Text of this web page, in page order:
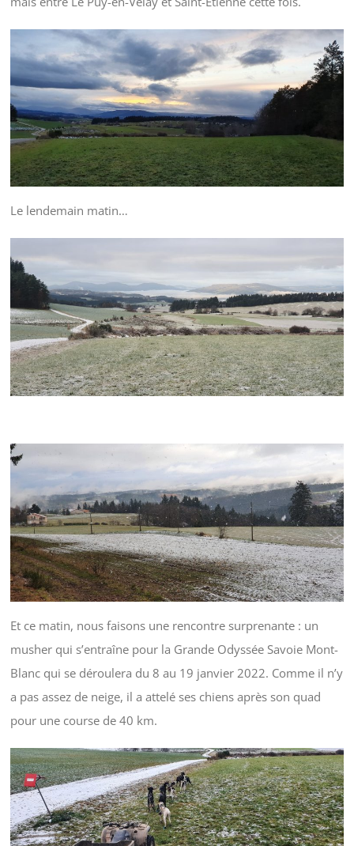
Le lendemain matin…
Et ce matin, nous faisons une rencontre surprenante : un
musher qui s’entraîne pour la Grande Odyssée Savoie Mont-
Blanc qui se déroulera du 8 au 19 janvier 2022. Comme il n’y
a pas assez de neige, il a attelé ses chiens après son quad
pour une course de 40 km.